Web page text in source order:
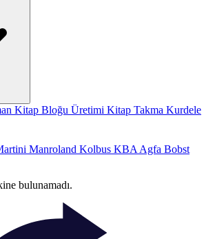
Kitap Bloğu Üretimi Kitap Takma Kurdele
Manroland Kolbus KBA Agfa Bobst
bulunamadı.